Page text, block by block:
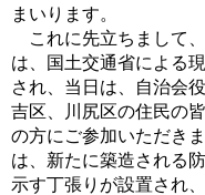
まいります。
これに先立ちまして
は、国土交通省による
され、当日は、自治会
吉区、川尻区の住民の
の方にご参加いただき
は、新たに築造される
示す丁張りが設置され